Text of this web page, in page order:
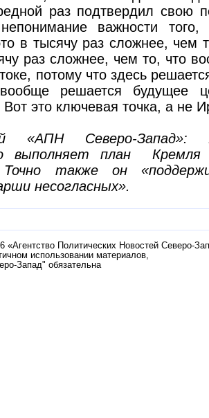
раз подтвердил свою
важности
в тысячу раз сложнее, чем
раз сложнее, чем то, что
потому что здесь
решается будущее
Вот это ключевая точка, а не
«АПН Северо-Запад»:
выполняет план
Кремля
Точно также он
несогласных».
«Агентство Политических Новостей Северо-
использовании материалов,
Запад" обязательна